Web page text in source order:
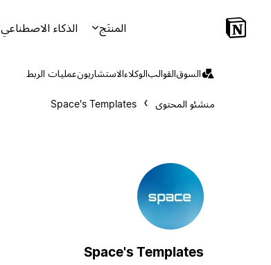
المنتَج الذكاء الاصطناعي
السوقالقوالبالوكلاءالاستشاريونعمليات الربط
منشئو المحتوى Space's Templates
Space's Templates